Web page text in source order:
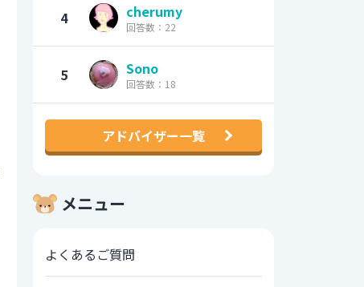
4 cherumy
回答数：22
5 Sono
回答数：18
アドバイザー一覧
メニュー
よくあるご質問